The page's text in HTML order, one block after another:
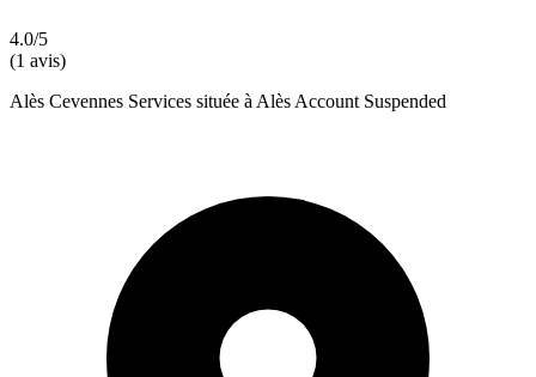
4.0/5
(1 avis)
Alès Cevennes Services située à Alès Account Suspended